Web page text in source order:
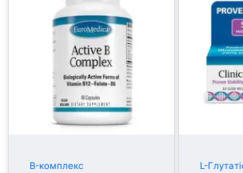
B-комплекс L-